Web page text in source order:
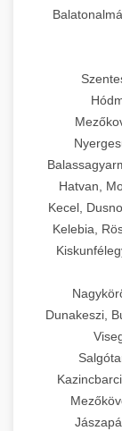
Hatvan,
Kecel,
Kelebia,
Dunakeszi,